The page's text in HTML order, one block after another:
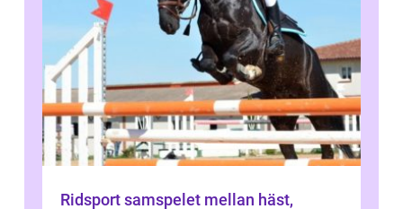
Ridsport samspelet mellan häst,